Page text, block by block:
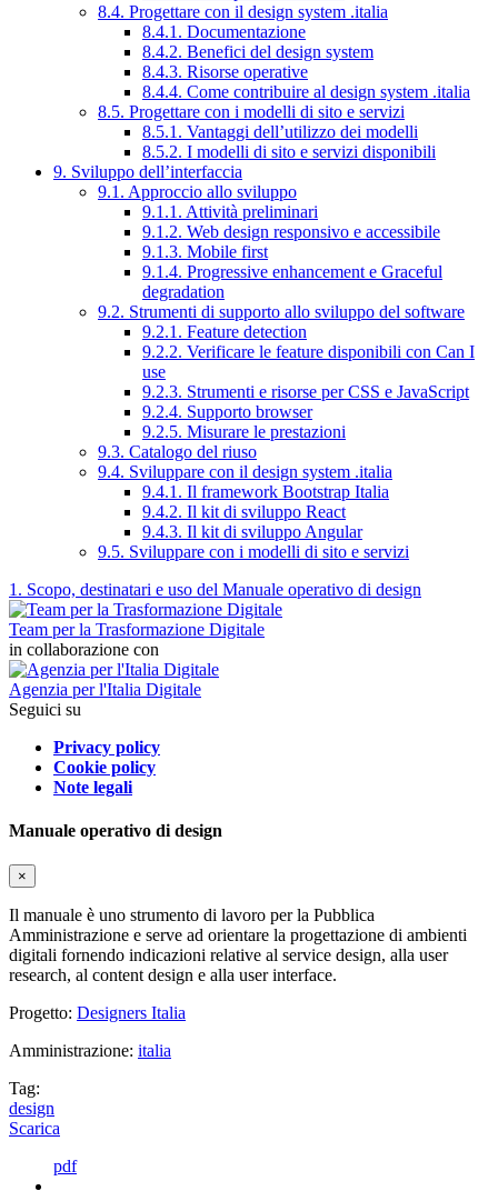
8.4. Progettare con il design system .italia
8.4.1. Documentazione
8.4.2. Benefici del design system
8.4.3. Risorse operative
8.4.4. Come contribuire al design system .italia
8.5. Progettare con i modelli di sito e servizi
8.5.1. Vantaggi dell’utilizzo dei modelli
8.5.2. I modelli di sito e servizi disponibili
9. Sviluppo dell’interfaccia
9.1. Approccio allo sviluppo
9.1.1. Attività preliminari
9.1.2. Web design responsivo e accessibile
9.1.3. Mobile first
9.1.4. Progressive enhancement e Graceful
degradation
9.2. Strumenti di supporto allo sviluppo del software
9.2.1. Feature detection
9.2.2. Verificare le feature disponibili con Can I
use
9.2.3. Strumenti e risorse per CSS e JavaScript
9.2.4. Supporto browser
9.2.5. Misurare le prestazioni
9.3. Catalogo del riuso
9.4. Sviluppare con il design system .italia
9.4.1. Il framework Bootstrap Italia
9.4.2. Il kit di sviluppo React
9.4.3. Il kit di sviluppo Angular
9.5. Sviluppare con i modelli di sito e servizi
1. Scopo, destinatari e uso del Manuale operativo di design
Team per la Trasformazione Digitale
in collaborazione con
Agenzia per l'Italia Digitale
Seguici su
Privacy policy
Cookie policy
Note legali
Manuale operativo di design
×
Il manuale è uno strumento di lavoro per la Pubblica
Amministrazione e serve ad orientare la progettazione di ambienti
digitali fornendo indicazioni relative al service design, alla user
research, al content design e alla user interface.
Progetto: Designers Italia
Amministrazione: italia
Tag:
design
Scarica
pdf